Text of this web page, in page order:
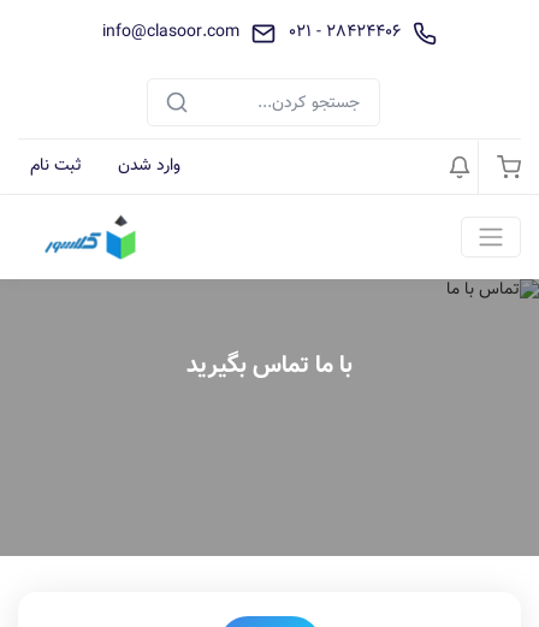
28424406 - 021
info@clasoor.com
وارد شدن ثبت نام
با ما تماس بگیرید